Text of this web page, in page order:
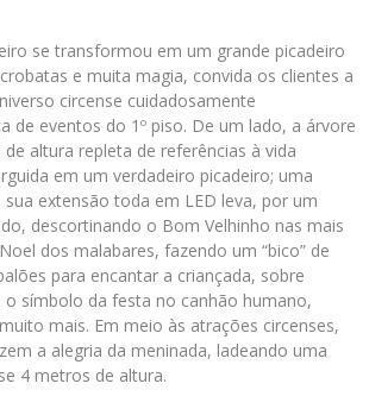
se transformou em um grande picadeiro
e muita magia, convida os clientes a
circense cuidadosamente
de eventos do 1º piso. De um lado, a árvore
altura repleta de referências à vida
em um verdadeiro picadeiro; uma
extensão toda em LED leva, por um
descortinando o Bom Velhinho nas mais
dos malabares, fazendo um “bico” de
para encantar a criançada, sobre
o símbolo da festa no canhão humano,
mais. Em meio às atrações circenses,
a alegria da meninada, ladeando uma
4 metros de altura.